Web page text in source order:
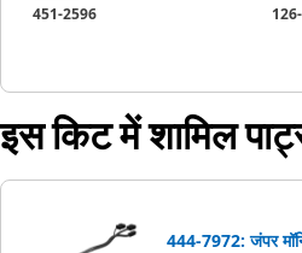
451-2596
इस किट में शामिल
444-7972: जंपर